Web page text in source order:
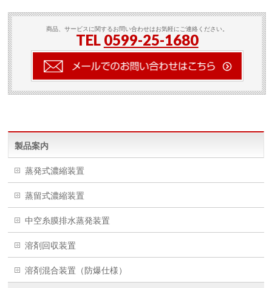
商品、サービスに関するお問い合わせはお気軽にご連絡ください。
TEL 0599-25-1680
製品案内
蒸発式濃縮装置
蒸留式濃縮装置
中空糸膜排水蒸発装置
溶剤回収装置
溶剤混合装置（防爆仕様）